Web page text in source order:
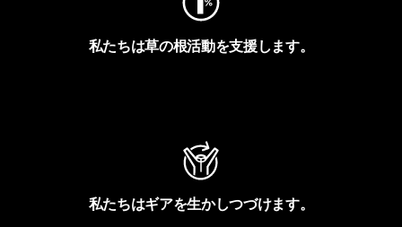
私たちは草の根活動を支援します。
私たちはギアを生かしつづけます。